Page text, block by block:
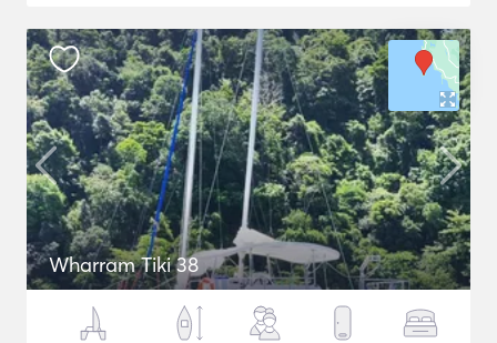
Wharram Tiki 38